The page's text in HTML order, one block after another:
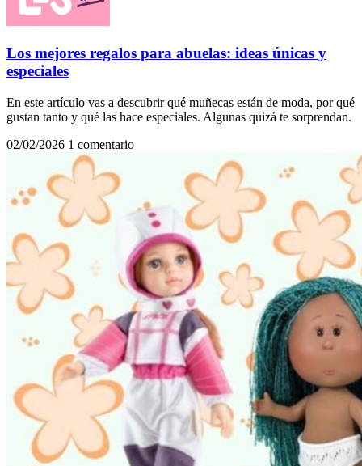
Los mejores regalos para abuelas: ideas únicas y
especiales
En este artículo vas a descubrir qué muñecas están de moda, por qué
gustan tanto y qué las hace especiales. Algunas quizá te sorprendan.
02/02/2026 1 comentario